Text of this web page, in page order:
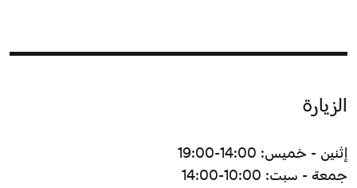
الزيارة
إثنين - خميس: 14:00-19:00
جمعة - سبت: 10:00-14:00